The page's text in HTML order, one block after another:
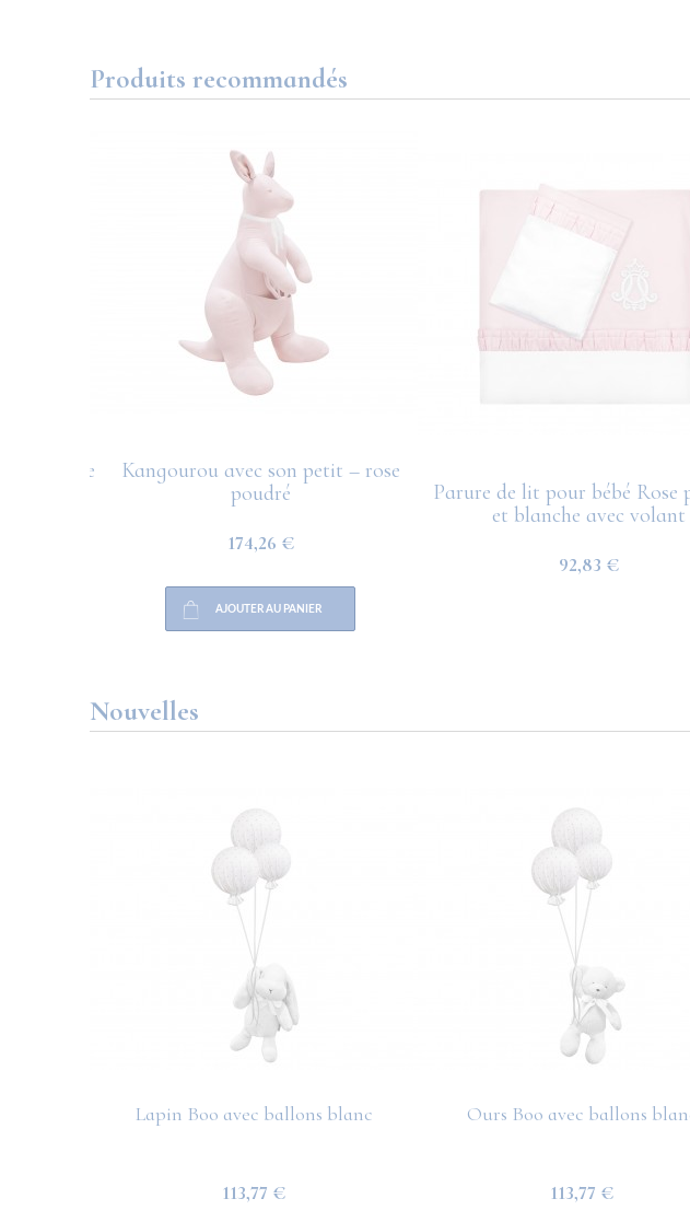
Produits recommandés
Kangourou avec son petit – rose
poudré
174,26 €
AJOUTER AU PANIER
Parure de lit pour bébé Rose
et blanche avec volant
92,83 €
Nouvelles
Lapin Boo avec ballons blanc
113,77 €
Ours Boo avec ballons
113,77 €